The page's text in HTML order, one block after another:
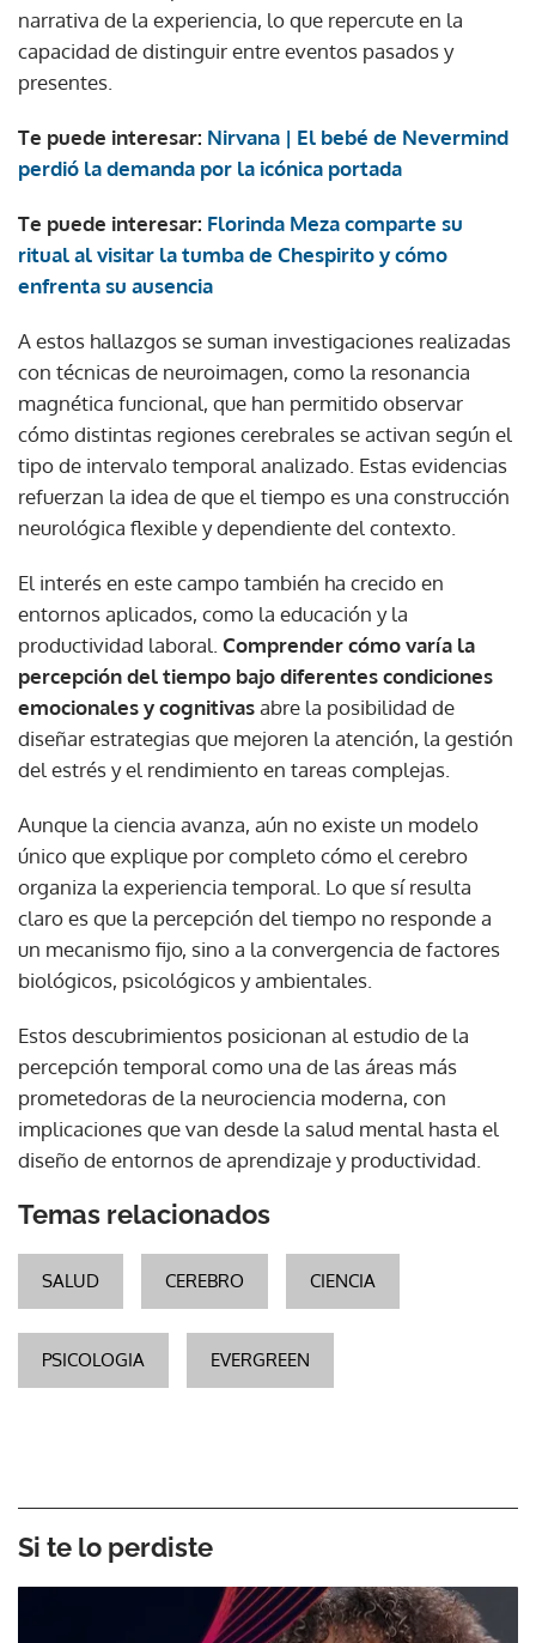
narrativa de la experiencia, lo que repercute en la
capacidad de distinguir entre eventos pasados y
presentes.
Te puede interesar: Nirvana | El bebé de Nevermind
perdió la demanda por la icónica portada
Te puede interesar: Florinda Meza comparte su
ritual al visitar la tumba de Chespirito y cómo
enfrenta su ausencia
A estos hallazgos se suman investigaciones realizadas
con técnicas de neuroimagen, como la resonancia
magnética funcional, que han permitido observar
cómo distintas regiones cerebrales se activan según el
tipo de intervalo temporal analizado. Estas evidencias
refuerzan la idea de que el tiempo es una construcción
neurológica flexible y dependiente del contexto.
El interés en este campo también ha crecido en
entornos aplicados, como la educación y la
productividad laboral. Comprender cómo varía la
percepción del tiempo bajo diferentes condiciones
emocionales y cognitivasabre la posibilidad de
diseñar estrategias que mejoren la atención, la gestión
del estrés y el rendimiento en tareas complejas.
Aunque la ciencia avanza, aún no existe un modelo
único que explique por completo cómo el cerebro
organiza la experiencia temporal. Lo que sí resulta
claro es que la percepción del tiempo no responde a
un mecanismo fijo, sino a la convergencia de factores
biológicos, psicológicos y ambientales.
Estos descubrimientos posicionan al estudio de la
percepción temporal como una de las áreas más
prometedoras de la neurociencia moderna, con
implicaciones que van desde la salud mental hasta el
diseño de entornos de aprendizaje y productividad.
Temas relacionados
SALUD CEREBRO CIENCIA
PSICOLOGIA EVERGREEN
Si te lo perdiste